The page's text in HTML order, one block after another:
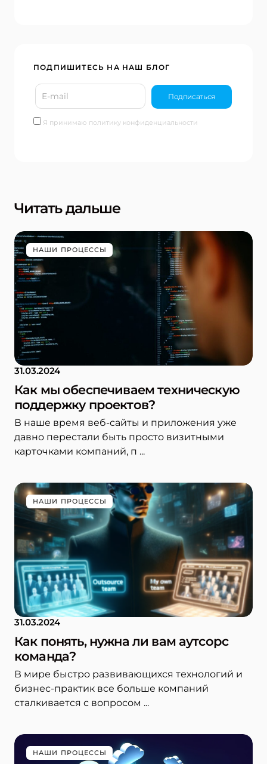
ПОДПИШИТЕСЬ НА НАШ БЛОГ
Я принимаю политику конфиденциальности
Читать дальше
НАШИ ПРОЦЕССЫ
31.03.2024
Как мы обеспечиваем техническую
поддержку проектов?
В наше время веб-сайты и приложения уже
давно перестали быть просто визитными
карточками компаний, п ...
НАШИ ПРОЦЕССЫ
31.03.2024
Как понять, нужна ли вам аутсорс
команда?
В мире быстро развивающихся технологий и
бизнес-практик все больше компаний
сталкивается с вопросом ...
НАШИ ПРОЦЕССЫ